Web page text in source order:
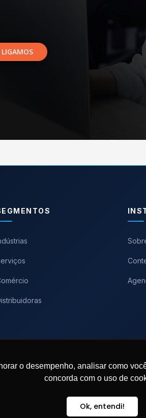
o desempenho, analisar como
concorda com o uso de
Ok, entendi!
© 2026 ERP M8. Todos os direitos